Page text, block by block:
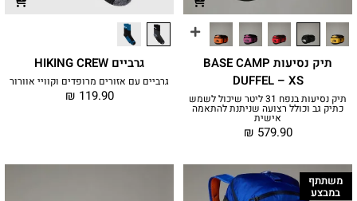
תיק נסיעות BASE CAMP
DUFFEL – XS
תיק נסיעות בנפח 31 ליטר שיכול לשמש
כתיק גב וכולל רצועה שניתנת להתאמה
אישית
₪ 579.90
גרביים HIKING CREW
גרביים עם אזורים מרופדים וקוויי אוורור
₪ 119.90
משתתף
במבצע